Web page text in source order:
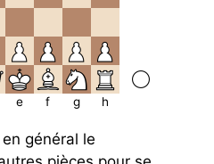
e f g h
général le